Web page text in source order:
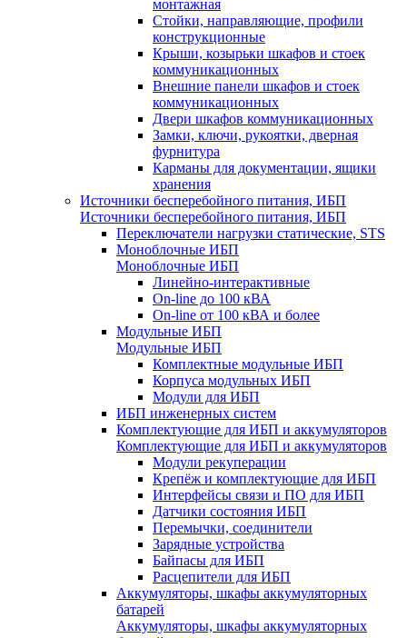
монтажная
Стойки, направляющие, профили
конструкционные
Крыши, козырьки шкафов и стоек
коммуникационных
Внешние панели шкафов и стоек
коммуникационных
Двери шкафов коммуникационных
Замки, ключи, рукоятки, дверная
фурнитура
Карманы для документации, ящики
хранения
Источники бесперебойного питания, ИБП
Источники бесперебойного питания, ИБП
Переключатели нагрузки статические, STS
Моноблочные ИБП
Моноблочные ИБП
Линейно-интерактивные
On-line до 100 кВА
On-line от 100 кВА и более
Модульные ИБП
Модульные ИБП
Комплектные модульные ИБП
Корпуса модульных ИБП
Модули для ИБП
ИБП инженерных систем
Комплектующие для ИБП и аккумуляторов
Комплектующие для ИБП и аккумуляторов
Модули рекуперации
Крепёж и комплектующие для ИБП
Интерфейсы связи и ПО для ИБП
Датчики состояния ИБП
Перемычки, соединители
Зарядные устройства
Байпасы для ИБП
Расцепители для ИБП
Аккумуляторы, шкафы аккумуляторных
батарей
Аккумуляторы, шкафы аккумуляторных